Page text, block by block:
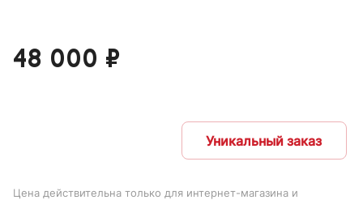
48 000 ₽
Уникальный заказ
Цена действительна только для интернет-магазина и